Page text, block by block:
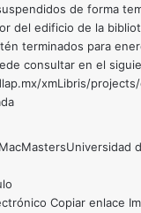
de forma
del edificio de la
terminados para
consultar en el
xmLibris/
Universidad
Copiar enlace